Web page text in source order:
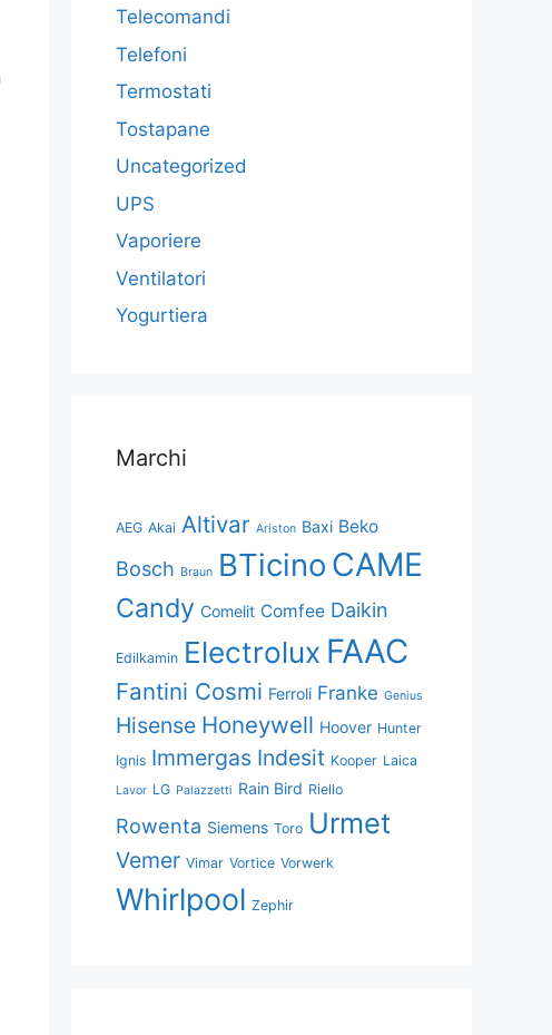
Telecomandi
Telefoni
Termostati
Tostapane
Uncategorized
UPS
Vaporiere
Ventilatori
Yogurtiera
Marchi
AEG Akai Altivar Ariston Baxi Beko
Bosch Braun BTicino CAME
Candy Comelit Comfee Daikin
Edilkamin Electrolux FAAC
Fantini Cosmi Ferroli Franke Genius
Hisense Honeywell Hoover Hunter
Ignis Immergas Indesit Kooper Laica
Lavor LG Palazzetti Rain Bird Riello
Rowenta Siemens Toro Urmet
Vemer Vimar Vortice Vorwerk
Whirlpool Zephir